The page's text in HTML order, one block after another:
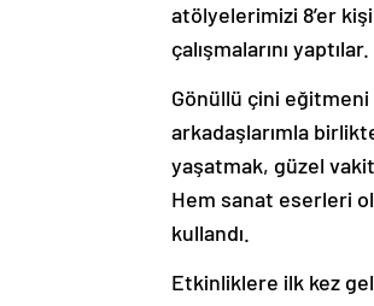
atölyelerimizi 8’er
çalışmalarını
Gönüllü çini eğitmeni
arkadaşlarımla
yaşatmak, güzel
Hem sanat eserleri
kullandı.
Etkinliklere ilk kez